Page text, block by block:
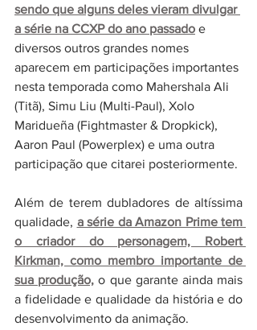
sendo que alguns deles vieram divulgar
a série na CCXP do ano passado e
diversos outros grandes nomes
aparecem em participações importantes
nesta temporada como Mahershala Ali
(Titã), Simu Liu (Multi-Paul), Xolo
Maridueña (Fightmaster & Dropkick),
Aaron Paul (Powerplex) e uma outra
participação que citarei posteriormente.
Além de terem dubladores de altíssima
qualidade, a série da Amazon Prime tem
o criador do personagem, Robert
Kirkman, como membro importante de
sua produção, o que garante ainda mais
a fidelidade e qualidade da história e do
desenvolvimento da animação.